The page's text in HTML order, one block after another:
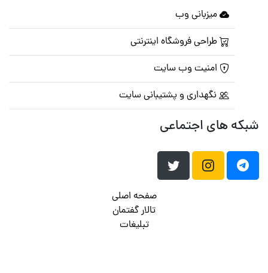
میزبانی وب
طراحی فروشگاه اینترنتی
امنیت وب سایت
نگهداری و پشتیبانی سایت
شبکه های اجتماعی
صفحه اصلی
تالار گفتمان
تبلیغات